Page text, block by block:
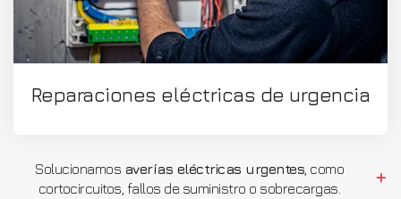
Reparaciones eléctricas de urgencia
Solucionamos averías eléctricas urgentes , como
cortocircuitos, fallos de suministro o sobrecargas.